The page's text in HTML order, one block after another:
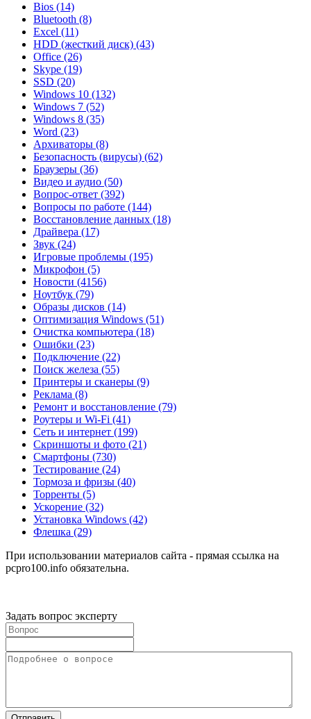
Bios (14)
Bluetooth (8)
Excel (11)
HDD (жесткий диск) (43)
Office (26)
Skype (19)
SSD (20)
Windows 10 (132)
Windows 7 (52)
Windows 8 (35)
Word (23)
Архиваторы (8)
Безопасность (вирусы) (62)
Браузеры (36)
Видео и аудио (50)
Вопрос-ответ (392)
Вопросы по работе (144)
Восстановление данных (18)
Драйвера (17)
Звук (24)
Игровые проблемы (195)
Микрофон (5)
Новости (4156)
Ноутбук (79)
Образы дисков (14)
Оптимизация Windows (51)
Очистка компьютера (18)
Ошибки (23)
Подключение (22)
Поиск железа (55)
Принтеры и сканеры (9)
Реклама (8)
Ремонт и восстановление (79)
Роутеры и Wi-Fi (41)
Сеть и интернет (199)
Скриншоты и фото (21)
Смартфоны (730)
Тестирование (24)
Тормоза и фризы (40)
Торренты (5)
Ускорение (32)
Установка Windows (42)
Флешка (29)
При использовании материалов сайта - прямая ссылка на
pcpro100.info обязательна.
Задать вопрос эксперту